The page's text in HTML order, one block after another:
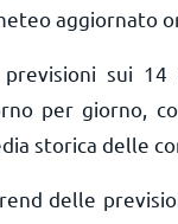
aggiornato
previsioni sui
per giorno,
storica delle
delle